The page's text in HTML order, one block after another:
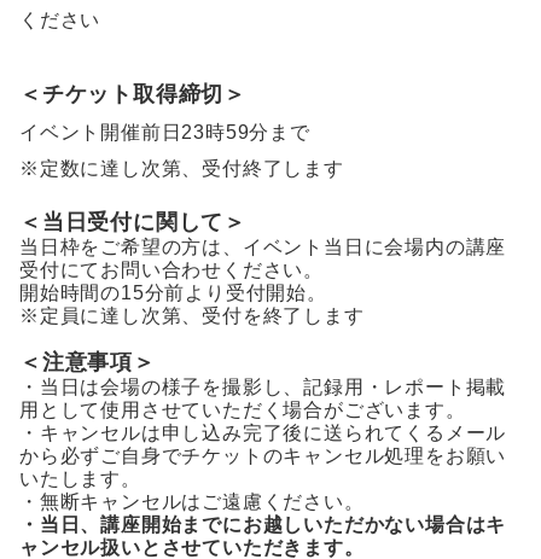
ください
＜チケット取得締切＞
イベント開催前日23時59分まで
※定数に達し次第、受付終了します
＜当日受付に関して＞
当日枠をご希望の方は、イベント当日に会場内の講座
受付にてお問い合わせください。
開始時間の15分前より受付開始。
※定員に達し次第、受付を終了 します
＜注意事項＞
・当日は会場の様子を撮影し、記録用・レポート掲載
用として使用させていただく場合がございます。
・キャンセルは申し込み完了後に送られてくるメール
から必ずご自身でチケットのキャンセル処理をお願い
いたします。
・無断キャンセルはご遠慮ください。
・当日、講座開始までにお越しいただかない場合はキ
ャンセル扱いとさせていただきます。